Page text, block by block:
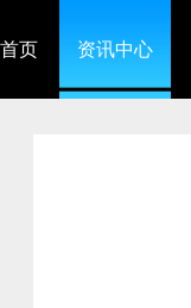
首页 资讯中心